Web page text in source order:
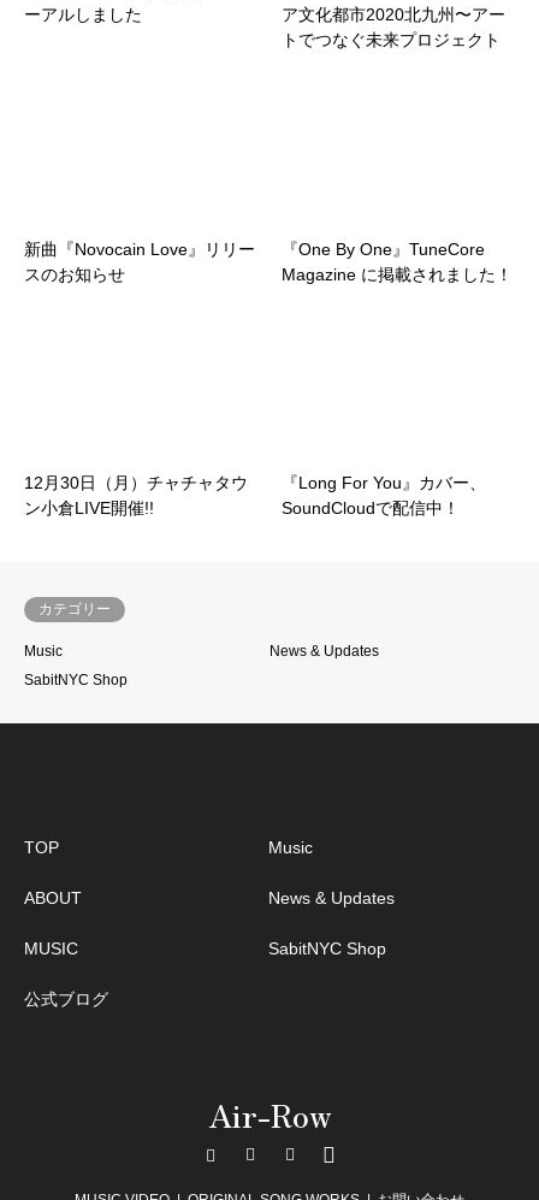
ーアルしました
ア文化都市2020北九州〜アー
トでつなぐ未来プロジェクト
新曲『Novocain Love』リリー
スのお知らせ
『One By One』TuneCore
Magazine に掲載されました！
12月30日（月）チャチャタウ
ン小倉LIVE開催!!
『Long For You』カバー、
SoundCloudで配信中！
カテゴリー
Music
News & Updates
SabitNYC Shop
TOP
ABOUT
MUSIC
公式ブログ
Music
News & Updates
SabitNYC Shop
Air-Row
Facebook